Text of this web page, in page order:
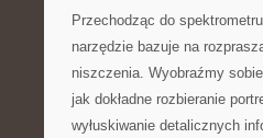
Przechodząc do
narzędzie bazuje na
niszczenia. Wyobraźmy
jak dokładne rozbieranie
wyłuskiwanie detalicznych